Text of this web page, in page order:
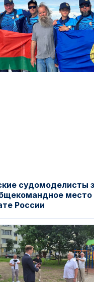
судомоделисты
место
России